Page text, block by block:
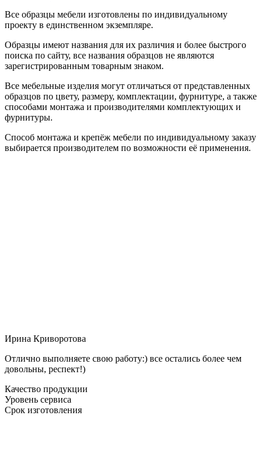
Все образцы мебели изготовлены по индивидуальному
проекту в единственном экземпляре.
Образцы имеют названия для их различия и более быстрого
поиска по сайту, все названия образцов не являются
зарегистрированным товарным знаком.
Все мебельные изделия могут отличаться от представленных
образцов по цвету, размеру, комплектации, фурнитуре, а также
способами монтажа и производителями комплектующих и
фурнитуры.
Способ монтажа и крепёж мебели по индивидуальному заказу
выбирается производителем по возможности её применения.
Ирина Криворотова
Отлично выполняете свою работу:) все остались более чем
довольны, респект!)
Качество продукции
Уровень сервиса
Срок изготовления